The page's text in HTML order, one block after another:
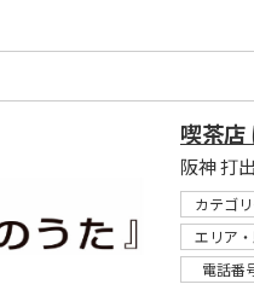
喫茶店
阪神 打
カテゴ
エリア
電話番